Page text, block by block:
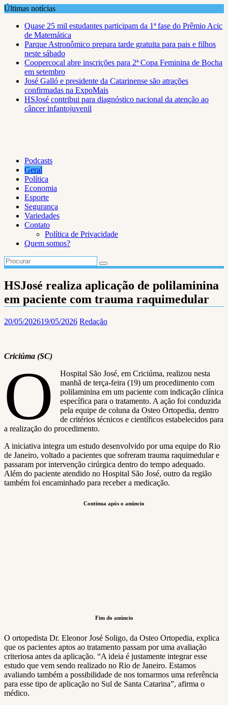
Skip
content
Últimas notícias
Quase 25 mil estudantes participam da 1ª fase do Prêmio Acic
de Matemática
Parque Astronômico prepara tarde gratuita para pais e filhos
neste sábado
Coopercocal abre inscrições para 2ª Copa Feminina de Bocha
em setembro
José Galló e presidente da Catarinense são atrações
confirmadas na ExpoMais
HSJosé contribui para diagnóstico nacional da atenção ao
câncer infantojuvenil
Podcasts
Geral
Política
Economia
Esporte
Segurança
Variedades
Contato
Política de Privacidade
Quem somos?
HSJosé realiza aplicação de polilaminina
em paciente com trauma raquimedular
20/05/202619/05/2026 Redação
Criciúma (SC)
O
Hospital São José, em Criciúma, realizou nesta
manhã de terça-feira (19) um procedimento com
polilaminina em um paciente com indicação clínica
específica para o tratamento. A ação foi conduzida
pela equipe de coluna da Osteo Ortopedia, dentro
de critérios técnicos e científicos estabelecidos para
a realização do procedimento.
A iniciativa integra um estudo desenvolvido por uma equipe do Rio
de Janeiro, voltado a pacientes que sofreram trauma raquimedular e
passaram por intervenção cirúrgica dentro do tempo adequado.
Além do paciente atendido no Hospital São José, outro da região
também foi encaminhado para receber a medicação.
Continua após o anúncio
Fim do anúncio
O ortopedista Dr. Eleonor José Soligo, da Osteo Ortopedia, explica
que os pacientes aptos ao tratamento passam por uma avaliação
criteriosa antes da aplicação. “A ideia é justamente integrar esse
estudo que vem sendo realizado no Rio de Janeiro. Estamos
avaliando também a possibilidade de nos tornarmos uma referência
para esse tipo de aplicação no Sul de Santa Catarina”, afirma o
médico.